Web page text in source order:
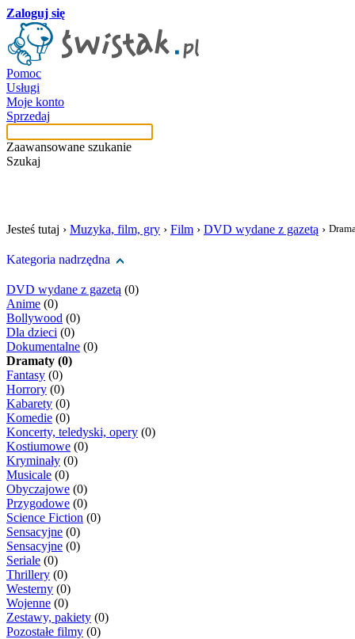
Zaloguj się
Pomoc
Usługi
Moje konto
Sprzedaj
Zaawansowane szukanie
Szukaj
Jesteś tutaj › Muzyka, film, gry › Film › DVD wydane z gazetą ›
Kategoria nadrzędna
DVD wydane z gazetą (0)
Anime (0)
Bollywood (0)
Dla dzieci (0)
Dokumentalne (0)
Dramaty (0)
Fantasy (0)
Horrory (0)
Kabarety (0)
Komedie (0)
Koncerty, teledyski, opery (0)
Kostiumowe (0)
Kryminały (0)
Musicale (0)
Obyczajowe (0)
Przygodowe (0)
Science Fiction (0)
Sensacyjne (0)
Sensacyjne (0)
Seriale (0)
Thrillery (0)
Westerny (0)
Wojenne (0)
Zestawy, pakiety (0)
Pozostałe filmy (0)